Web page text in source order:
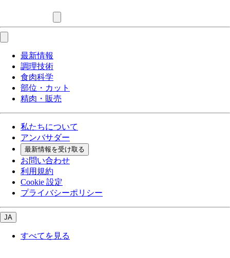
最新情報
調理技術
食肉科学
部位・カット
精肉・販売
私たちについて
アンバサダー
最新情報を受け取る
お問い合わせ
利用規約
Cookie 設定
プライバシーポリシー
JA
すべてを見る